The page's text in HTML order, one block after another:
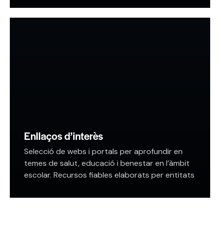
Enllaços d’interès
Selecció de webs i portals per aprofundir en
temes de salut, educació i benestar en l’àmbit
escolar. Recursos fiables elaborats per entitats
institucions de referència. – AEMPS.…